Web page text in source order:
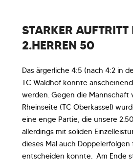
STARKER AUFTRITT
2.HERREN 50
Das ärgerliche 4:5 (nach 4:2 in
TC Waldhof konnte
werden. Gegen die Mannschaft
Rheinseite (TC Oberkassel)
eine enge Partie, die unsere
allerdings mit soliden
dieses Mal auch Doppelerfolgen
entscheiden konnte. Am Ende